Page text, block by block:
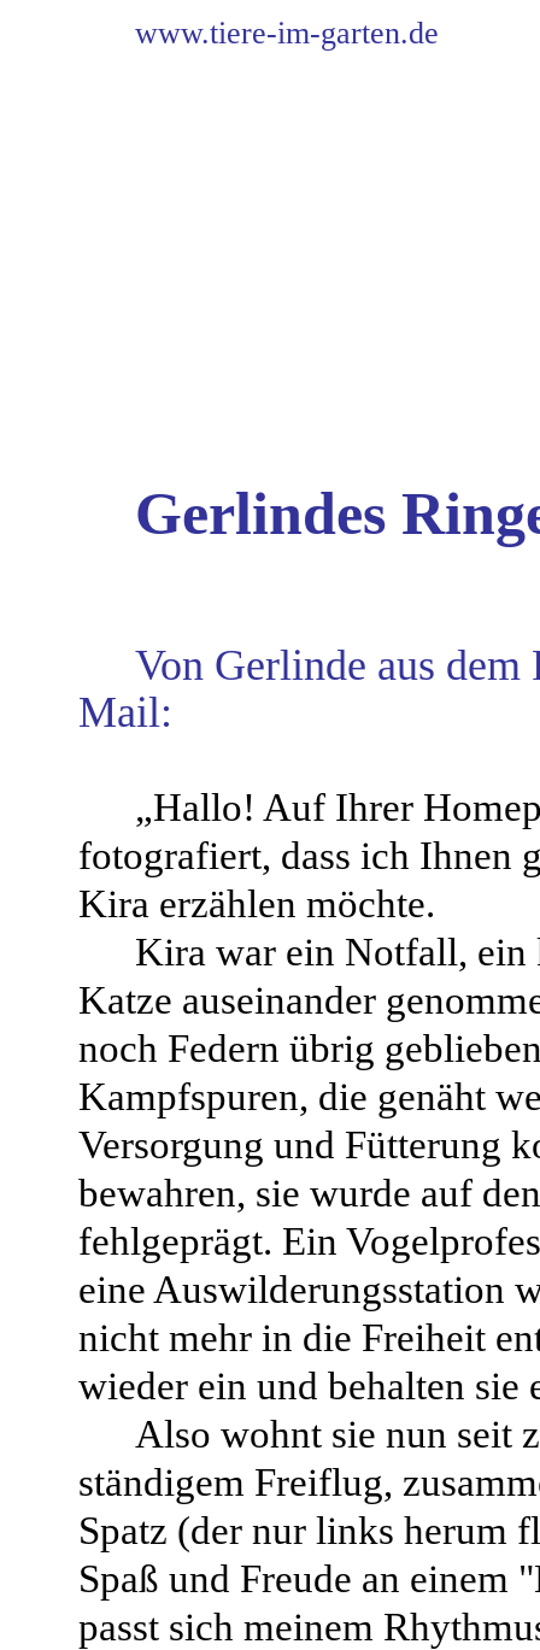
www.tiere-im-garten.de
Gerlindes
Von Gerlinde aus
Mail:
„Hallo! Auf Ihrer
fotografiert, dass ich Ihnen
Kira erzählen möchte.
Kira war ein Notfall, ein
Katze auseinander
noch Federn übrig
Kampfspuren, die genäht
Versorgung und Fütterung
bewahren, sie wurde auf
fehlgeprägt. Ein
eine Auswilderungsstation
nicht mehr in die Freiheit
wieder ein und behalten sie
Also wohnt sie nun seit
ständigem Freiflug,
Spatz (der nur links herum
Spaß und Freude an einem
passt sich meinem